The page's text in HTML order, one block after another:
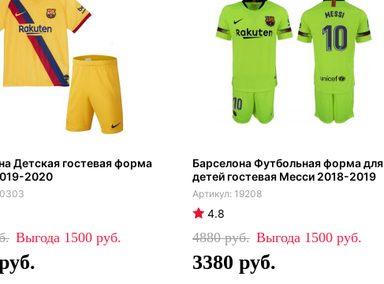
Детская гостевая форма
2020
1500
Барселона Футбольная форма для
детей гостевая Месси 2018-2019
19208
4.8
4880 1500
3380